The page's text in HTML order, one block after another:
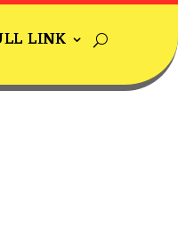
LINK